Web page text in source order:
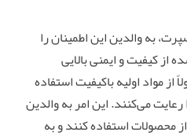
به والدین این اطمینان را
کیفیت و ایمنی بالایی
از مواد اولیه باکیفیت استفاده
می‌کنند. این امر به والدین
محصولات استفاده کنند و به